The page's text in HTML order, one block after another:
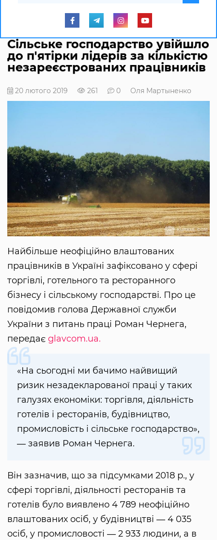
Сільське господарство увійшло
до п'ятірки лідерів за кількістю
незареєстрованих працівників
20 лютого 2019 261 0 Оля Мартыненко
Найбільше неофіційно влаштованих
працівників в Україні зафіксовано у сфері
торгівлі, готельного та ресторанного
бізнесу і сільському господарстві. Про це
повідомив голова Державної служби
України з питань праці Роман Чернега,
передає glavcom.ua.
«На сьогодні ми бачимо найвищий
ризик незадекларованої праці у таких
галузях економіки: торгівля, діяльність
готелів і ресторанів, будівництво,
промисловість і сільське господарство»,
― заявив Роман Чернега.
Він зазначив, що за підсумками 2018 р., у
сфері торгівлі, діяльності ресторанів та
готелів було виявлено 4 789 неофіційно
влаштованих осіб, у будівництві ― 4 035
осіб, у промисловості ― 2 933 людини, а в